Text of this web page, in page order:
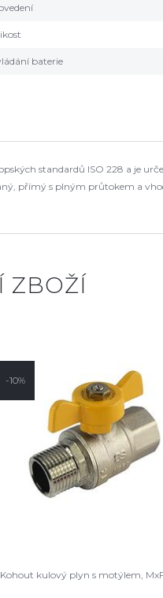
baterie
standardů ISO 228 a je
přímý s plným průtokem a
ZBOŽÍ
-10%
Kohout kulový plyn s motýlem,